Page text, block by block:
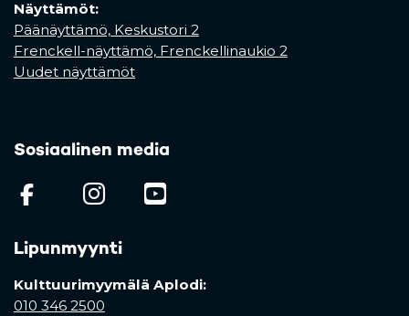
Näyttämöt:
Päänäyttämö, Keskustori 2
Frenckell-näyttämö, Frenckellinaukio 2
Uudet näyttämöt
Sosiaalinen media
(opens in a new tab)
(opens in a new tab)
Lipunmyynti
Kulttuurimyymälä Aplodi:
010 346 2500